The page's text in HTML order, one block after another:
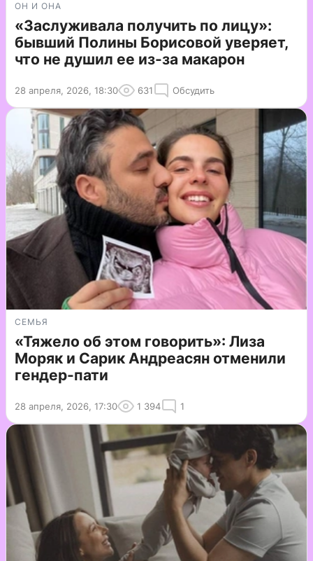
ОН И ОНА
«Заслуживала получить по лицу»:
бывший Полины Борисовой уверяет,
что не душил ее из-за макарон
28 апреля, 2026, 18:30 631 Обсудить
СЕМЬЯ
«Тяжело об этом говорить»: Лиза
Моряк и Сарик Андреасян отменили
гендер-пати
28 апреля, 2026, 17:30 1 394 1